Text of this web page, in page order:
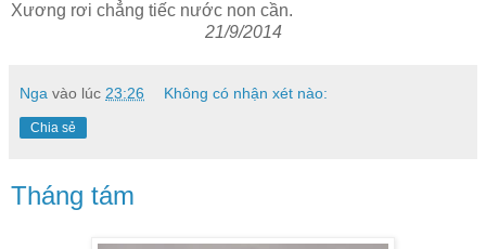
Xương rơi chẳng tiếc nước non cần.
21/9/2014
Nga vào lúc 23:26 Không có nhận xét nào:
Chia sẻ
Tháng tám